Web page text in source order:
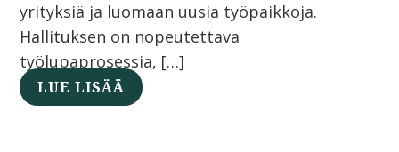
yrityksiä ja luomaan uusia työpaikkoja.
Hallituksen on nopeutettava
työlupaprosessia, […]
LUE LISÄÄ